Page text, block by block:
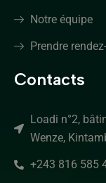
Notre équipe
Prendre
Contacts
Loadi n°2,
Wenze,
+243 816 585